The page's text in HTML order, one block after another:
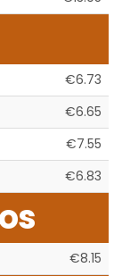
€6.73
€6.65
€7.55
€6.83
€8.15